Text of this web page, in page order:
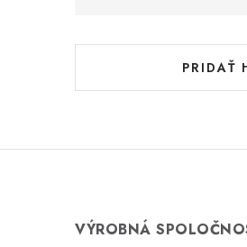
PRIDAŤ
o
n
t
n
VÝROBNÁ